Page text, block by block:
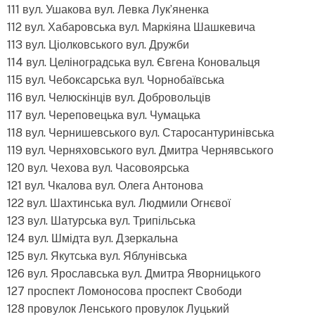
111 вул. Ушакова вул. Левка Лук’яненка
112 вул. Хабаровська вул. Маркіяна Шашкевича
113 вул. Ціолковського вул. Дружби
114 вул. Целіноградська вул. Євгена Коновальця
115 вул. Чебоксарська вул. Чорнобаївська
116 вул. Челюскінців вул. Добровольців
117 вул. Череповецька вул. Чумацька
118 вул. Чернишевського вул. Старосантуринівська
119 вул. Черняховського вул. Дмитра Чернявського
120 вул. Чехова вул. Часовоярська
121 вул. Чкалова вул. Олега Антонова
122 вул. Шахтинська вул. Людмили Огнєвої
123 вул. Шатурська вул. Трипільська
124 вул. Шмідта вул. Дзеркальна
125 вул. Якутська вул. Яблунівська
126 вул. Ярославська вул. Дмитра Яворницького
127 проспект Ломоносова проспект Свободи
128 провулок Ленського провулок Луцький